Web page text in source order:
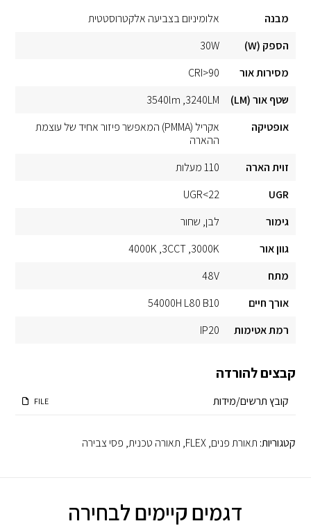
מבנה
אלומיניום בצביעה אלקטרוסטטית
הספק (W)
30W
מסירות אור
CRI>90
שטף אור (LM)
3240LM
3540lm
אופטיקה
אקריל (PMMA) המאפשר פיזור אחיד של עוצמת
ההארה
זוית הארה
110 מעלות
UGR
UGR<22
גימור
לבן שחור
גוון אור
3000K
3CCT
4000K
מתח
48V
אורך חיים
54000H L80 B10
רמת אטימות
IP20
קבצים להורדה
קובץ תרשים/מידות FILE
קטגוריות: תאורת פנים,
FLEX
, תאורה טכנית, פסי צבירה
דגמים קיימים לבחירה